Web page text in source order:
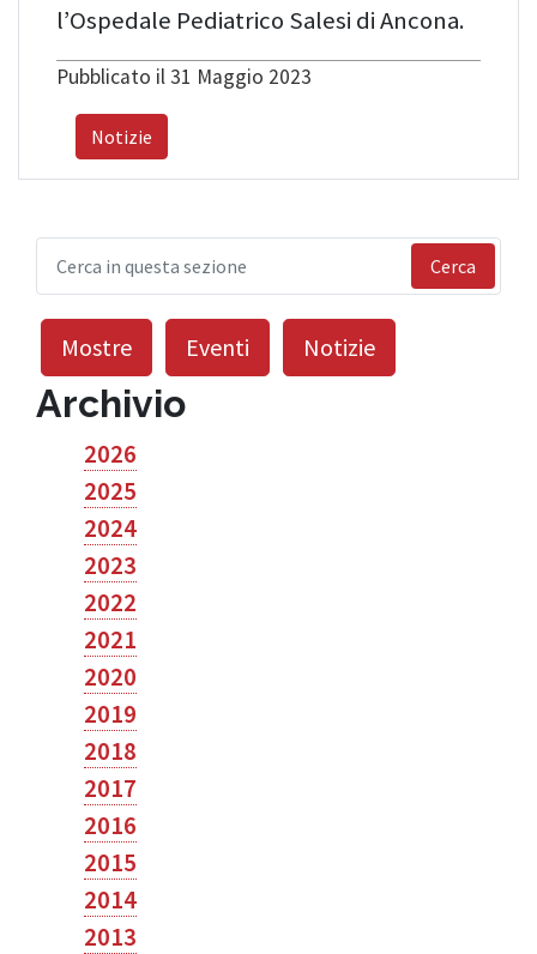
l’Ospedale Pediatrico Salesi di Ancona.
Pubblicato il 31 Maggio 2023
Notizie
Cerca
Mostre Eventi Notizie
Archivio
2026
2025
2024
2023
2022
2021
2020
2019
2018
2017
2016
2015
2014
2013